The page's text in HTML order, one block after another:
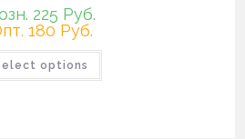
225 Руб.
180 Руб.
options
имеет